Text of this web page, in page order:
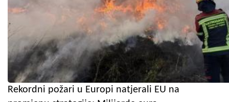
Rekordni požari u Europi natjerali EU na